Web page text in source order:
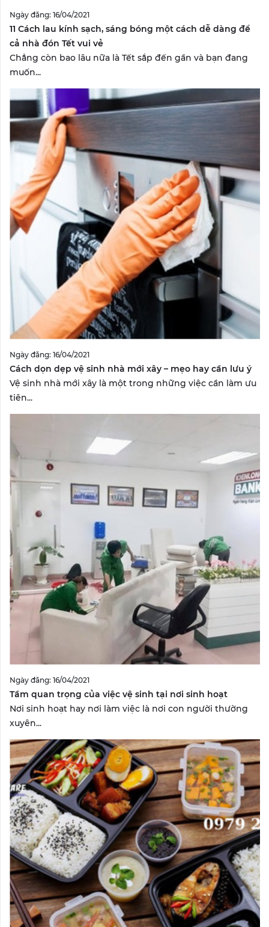
Ngày đăng: 16/04/2021
11 Cách lau kính sạch, sáng bóng một cách dễ dàng để
cả nhà đón Tết vui vẻ
Chẳng còn bao lâu nữa là Tết sắp đến gần và bạn đang
muốn...
Ngày đăng: 16/04/2021
Cách dọn dẹp vệ sinh nhà mới xây – mẹo hay cần lưu ý
Vệ sinh nhà mới xây là một trong những việc cần làm ưu
tiên...
Ngày đăng: 16/04/2021
Tầm quan trọng của việc vệ sinh tại nơi sinh hoạt
Nơi sinh hoạt hay nơi làm việc là nơi con người thường
xuyên...